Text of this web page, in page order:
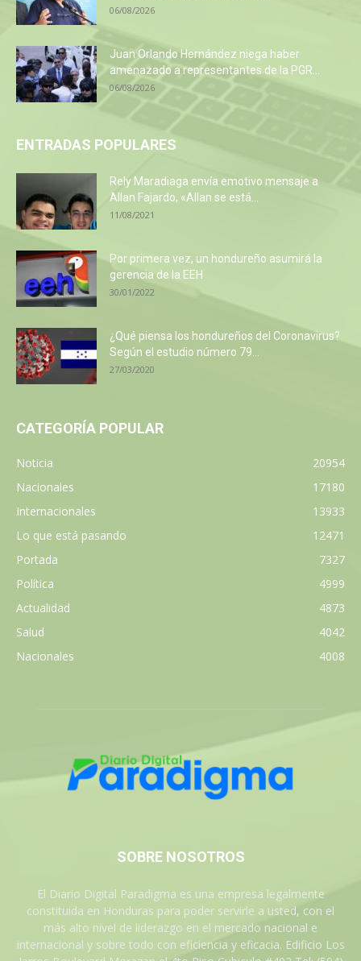
06/08/2026
Juan Orlando Hernández niega haber
amenazado a representantes de la PGR...
06/08/2026
ENTRADAS POPULARES
Rely Maradiaga envía emotivo mensaje a
Allan Fajardo, «Allan se está...
11/08/2021
Por primera vez, un hondureño asumirá la
gerencia de la EEH
30/01/2022
¿Qué piensa los hondureños del Coronavirus?
Según el estudio número 79...
27/03/2020
CATEGORÍA POPULAR
Noticia
20954
Nacionales
17180
Internacionales
13933
Lo que está pasando
12471
Portada
7327
Política
4999
Actualidad
4873
Salud
4042
Nacionales
4008
SOBRE NOSOTROS
El Diario Digital Paradigma es una empresa legalmente
constituida en Honduras para poder servirle a usted, con el
más alto nivel de liderazgo en el mercado nacional e
internacional y sobre todo con eficiencia y eficacia. Edificio Los